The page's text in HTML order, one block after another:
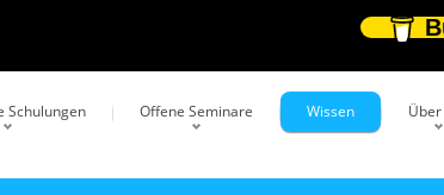
Schulungen Offene Seminare Wissen